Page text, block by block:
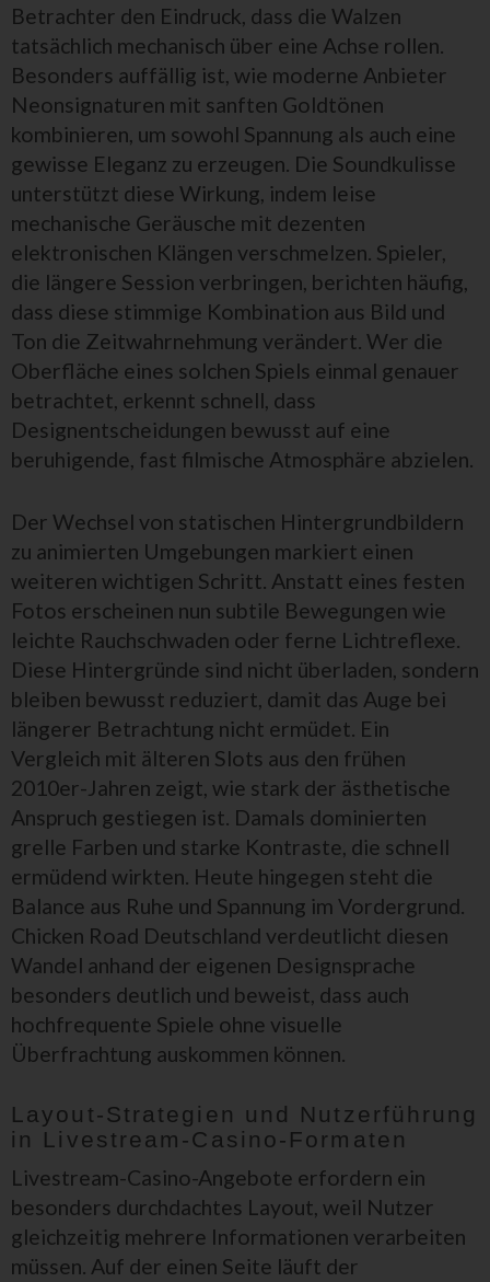
Betrachter den Eindruck, dass die Walzen
tatsächlich mechanisch über eine Achse rollen.
Besonders auffällig ist, wie moderne Anbieter
Neonsignaturen mit sanften Goldtönen
kombinieren, um sowohl Spannung als auch eine
gewisse Eleganz zu erzeugen. Die Soundkulisse
unterstützt diese Wirkung, indem leise
mechanische Geräusche mit dezenten
elektronischen Klängen verschmelzen. Spieler,
die längere Session verbringen, berichten häufig,
dass diese stimmige Kombination aus Bild und
Ton die Zeitwahrnehmung verändert. Wer die
Oberfläche eines solchen Spiels einmal genauer
betrachtet, erkennt schnell, dass
Designentscheidungen bewusst auf eine
beruhigende, fast filmische Atmosphäre abzielen.
Der Wechsel von statischen Hintergrundbildern
zu animierten Umgebungen markiert einen
weiteren wichtigen Schritt. Anstatt eines festen
Fotos erscheinen nun subtile Bewegungen wie
leichte Rauchschwaden oder ferne Lichtreflexe.
Diese Hintergründe sind nicht überladen, sondern
bleiben bewusst reduziert, damit das Auge bei
längerer Betrachtung nicht ermüdet. Ein
Vergleich mit älteren Slots aus den frühen
2010er-Jahren zeigt, wie stark der ästhetische
Anspruch gestiegen ist. Damals dominierten
grelle Farben und starke Kontraste, die schnell
ermüdend wirkten. Heute hingegen steht die
Balance aus Ruhe und Spannung im Vordergrund.
Chicken Road Deutschland verdeutlicht diesen
Wandel anhand der eigenen Designsprache
besonders deutlich und beweist, dass auch
hochfrequente Spiele ohne visuelle
Überfrachtung auskommen können.
Layout-Strategien und Nutzerführung
in Livestream-Casino-Formaten
Livestream-Casino-Angebote erfordern ein
besonders durchdachtes Layout, weil Nutzer
gleichzeitig mehrere Informationen verarbeiten
müssen. Auf der einen Seite läuft der